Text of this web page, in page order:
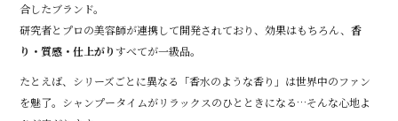
合したブランド。
研究者とプロの美容師が連携して開発されており、効果はもちろん、香
り・質感・仕上がりすべてが一級品。
たとえば、シリーズごとに異なる「香水のような香り」は世界中のファン
を魅了。シャンプータイムがリラックスのひとときになる…そんな心地よ